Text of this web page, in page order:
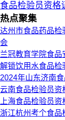
食品检验员资格
热点聚集
达州市食品药品检
会
兰冠教育学院食
解锁饮用水食品检
2024年山东济南
云南食品检验员资
上海食品检验员
浙江杭州考个食